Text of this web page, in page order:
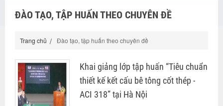
ĐÀO TẠO, TẬP HUẤN THEO CHUYÊN ĐỀ
Trang chủ Đào tạo, tập huấn theo chuyên đề
Khai giảng lớp tập huấn “Tiêu chuẩn
thiết kế kết cấu bê tông cốt thép -
ACI 318” tại Hà Nội